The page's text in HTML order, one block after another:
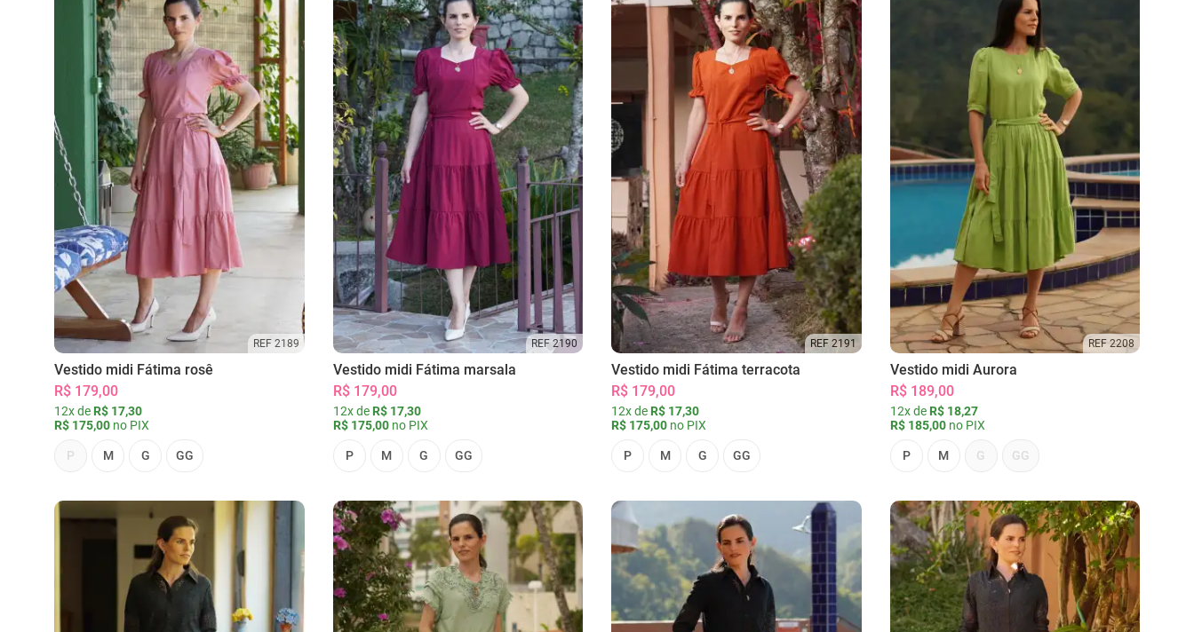
REF 2189
Vestido midi Fátima rosê
R$ 179,00
12x de R$ 17,30
R$ 175,00 no PIX
P M G GG
REF 2190
Vestido midi Fátima marsala
R$ 179,00
12x de R$ 17,30
R$ 175,00no PIX
P M G GG
REF 2191
Vestido midi Fátima terracota
R$ 179,00
12x de R$ 17,30
R$ 175,00 no PIX
P M G GG
REF 2208
Vestido midi Aurora
R$ 189,00
12x de R$ 18,27
R$ 185,00no PIX
P M G GG